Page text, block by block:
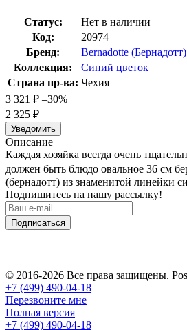
Статус:
Нет в наличии
Код:
20974
Бренд:
Bernadotte (Бернадотт)
Коллекция:
Синий цветок
Страна пр-ва: Чехия
3 321 ₽ –30%
2 325 ₽
Уведомить
Описание
Каждая хозяйка всегда очень
должен быть блюдо овальное 36 см
(бернадотт) из знаменитой линейки
Подпишитесь на нашу рассылку!
Подписаться
© 2016-2026 Все права защищены.
+7 (499) 490-04-18
Перезвоните мне
Полная версия
+7 (499) 490-04-18